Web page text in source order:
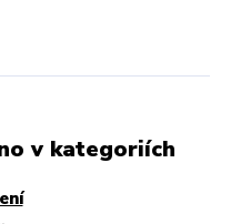
v kategoriích